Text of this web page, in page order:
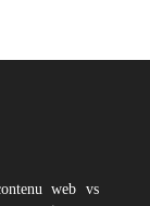
web vs